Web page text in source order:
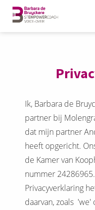
Ik, Barbara de
partner bij
dat mijn partner
heeft opgericht.
de Kamer van
nummer
Privacyverklaring
daarvan, zoals
om
gebruikt